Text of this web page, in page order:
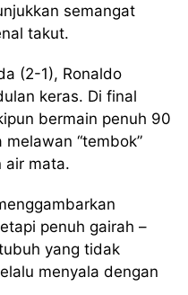
semangat
takut.
(2-1), Ronaldo
keras. Di final
bermain penuh 90
“tembok”
air mata.
penuh gairah –
yang tidak
menyala dengan